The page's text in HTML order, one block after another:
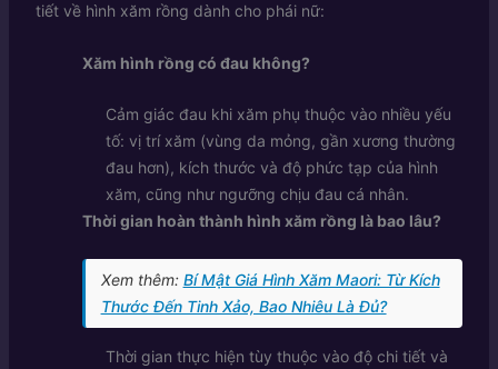
tiết về hình xăm rồng dành cho phái nữ:
Xăm hình rồng có đau không?
Cảm giác đau khi xăm phụ thuộc vào nhiều yếu
tố: vị trí xăm (vùng da mỏng, gần xương thường
đau hơn), kích thước và độ phức tạp của hình
xăm, cũng như ngưỡng chịu đau cá nhân.
Thời gian hoàn thành hình xăm rồng là bao lâu?
Xem thêm: Bí Mật Giá Hình Xăm Maori: Từ Kích
Thước Đến Tinh Xảo, Bao Nhiêu Là Đủ?
Thời gian thực hiện tùy thuộc vào độ chi tiết và